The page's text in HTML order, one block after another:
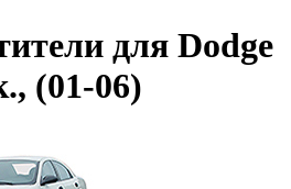
для Dodge
(01-06)